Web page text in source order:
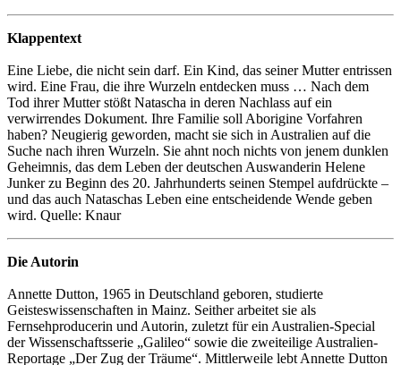
Klappentext
Eine Liebe, die nicht sein darf. Ein Kind, das seiner Mutter entrissen
wird. Eine Frau, die ihre Wurzeln entdecken muss … Nach dem
Tod ihrer Mutter stößt Natascha in deren Nachlass auf ein
verwirrendes Dokument. Ihre Familie soll Aborigine Vorfahren
haben? Neugierig geworden, macht sie sich in Australien auf die
Suche nach ihren Wurzeln. Sie ahnt noch nichts von jenem dunklen
Geheimnis, das dem Leben der deutschen Auswanderin Helene
Junker zu Beginn des 20. Jahrhunderts seinen Stempel aufdrückte –
und das auch Nataschas Leben eine entscheidende Wende geben
wird. Quelle: Knaur
Die Autorin
Annette Dutton, 1965 in Deutschland geboren, studierte
Geisteswissenschaften in Mainz. Seither arbeitet sie als
Fernsehproducerin und Autorin, zuletzt für ein Australien-Special
der Wissenschaftsserie „Galileo“ sowie die zweiteilige Australien-
Reportage „Der Zug der Träume“. Mittlerweile lebt Annette Dutton